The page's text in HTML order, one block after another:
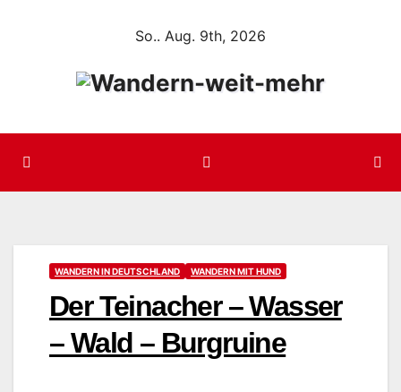
So.. Aug. 9th, 2026
WANDERN IN DEUTSCHLAND WANDERN MIT HUND
Der Teinacher – Wasser
– Wald – Burgruine